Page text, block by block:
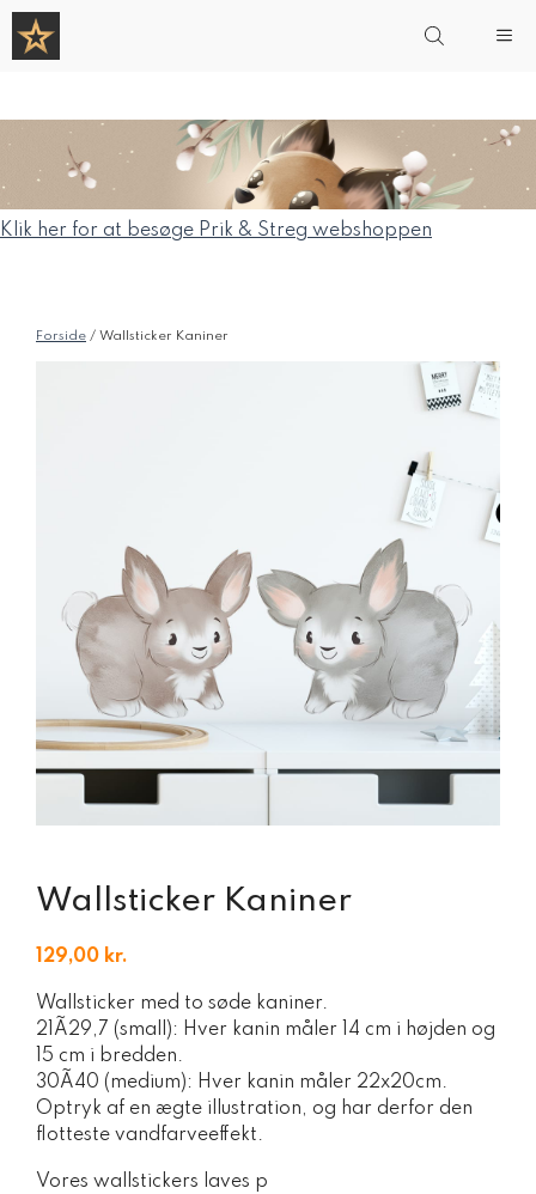
Hop
indhold
Klik her for at besøge Prik & Streg webshoppen
Forside / Wallsticker Kaniner
Wallsticker Kaniner
129,00 kr.
Wallsticker med to søde kaniner.
21Ã29,7 (small): Hver kanin måler 14 cm i højden og
15 cm i bredden.
30Ã40 (medium): Hver kanin måler 22x20cm.
Optryk af en ægte illustration, og har derfor den
flotteste vandfarveeffekt.
Vores wallstickers laves p